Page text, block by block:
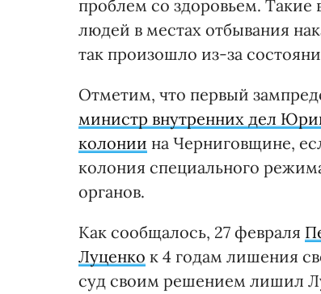
проблем со здоровьем.
людей в местах отбывания
так произошло из-за
Отметим, что первый
министр внутренних дел
колонии на Черниговщине,
колония специального
органов.
Как сообщалось, 27 февраля
Луценко к 4 годам лишения
суд своим решением лишил